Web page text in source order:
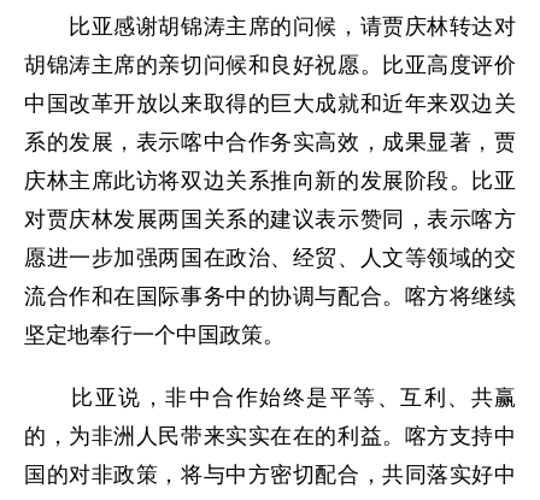
比亚感谢胡锦涛主席的问候，请贾庆林转达对
胡锦涛主席的亲切问候和良好祝愿。比亚高度评价
中国改革开放以来取得的巨大成就和近年来双边关
系的发展，表示喀中合作务实高效，成果显著，贾
庆林主席此访将双边关系推向新的发展阶段。比亚
对贾庆林发展两国关系的建议表示赞同，表示喀方
愿进一步加强两国在政治、经贸、人文等领域的交
流合作和在国际事务中的协调与配合。喀方将继续
坚定地奉行一个中国政策。
比亚说，非中合作始终是平等、互利、共赢
的，为非洲人民带来实实在在的利益。喀方支持中
国的对非政策，将与中方密切配合，共同落实好中